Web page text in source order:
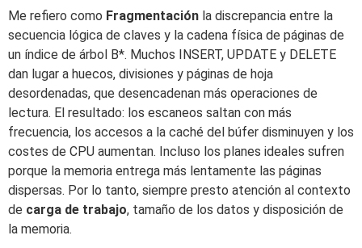
Me refiero como Fragmentación la discrepancia entre la
secuencia lógica de claves y la cadena física de páginas de
un índice de árbol B*. Muchos INSERT, UPDATE y DELETE
dan lugar a huecos, divisiones y páginas de hoja
desordenadas, que desencadenan más operaciones de
lectura. El resultado: los escaneos saltan con más
frecuencia, los accesos a la caché del búfer disminuyen y los
costes de CPU aumentan. Incluso los planes ideales sufren
porque la memoria entrega más lentamente las páginas
dispersas. Por lo tanto, siempre presto atención al contexto
de carga de trabajo, tamaño de los datos y disposición de
la memoria.